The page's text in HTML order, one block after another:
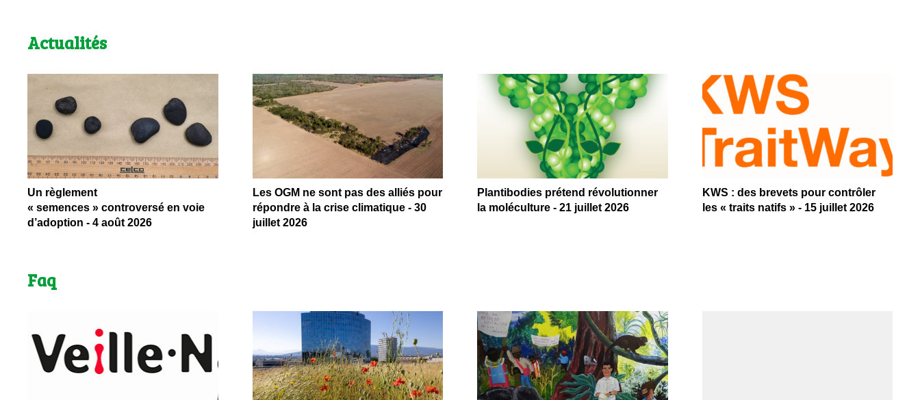
Actualités
Un règlement
« semences » controversé en voie
d’adoption - 4 août 2026
Les OGM ne sont pas des alliés pour
répondre à la crise climatique - 30
juillet 2026
Plantibodies prétend révolutionner
la moléculture - 21 juillet 2026
KWS : des brevets pour contrôler
les « traits natifs » - 15 juillet 2026
Faq